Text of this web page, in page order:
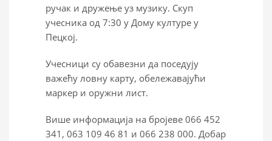
ручак и дружење уз музику. Скуп
учесника од 7:30 у Дому културе у
Пецкој.
Учесници су обавезни да поседују
важећу ловну карту, обележавајући
маркер и оружни лист.
Више информација на бројеве 066 452
341, 063 109 46 81 и 066 238 000. Добар